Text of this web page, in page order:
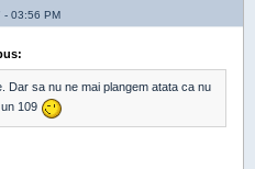
- 03:56 PM
Dar sa nu ne mai plangem atata ca nu
109